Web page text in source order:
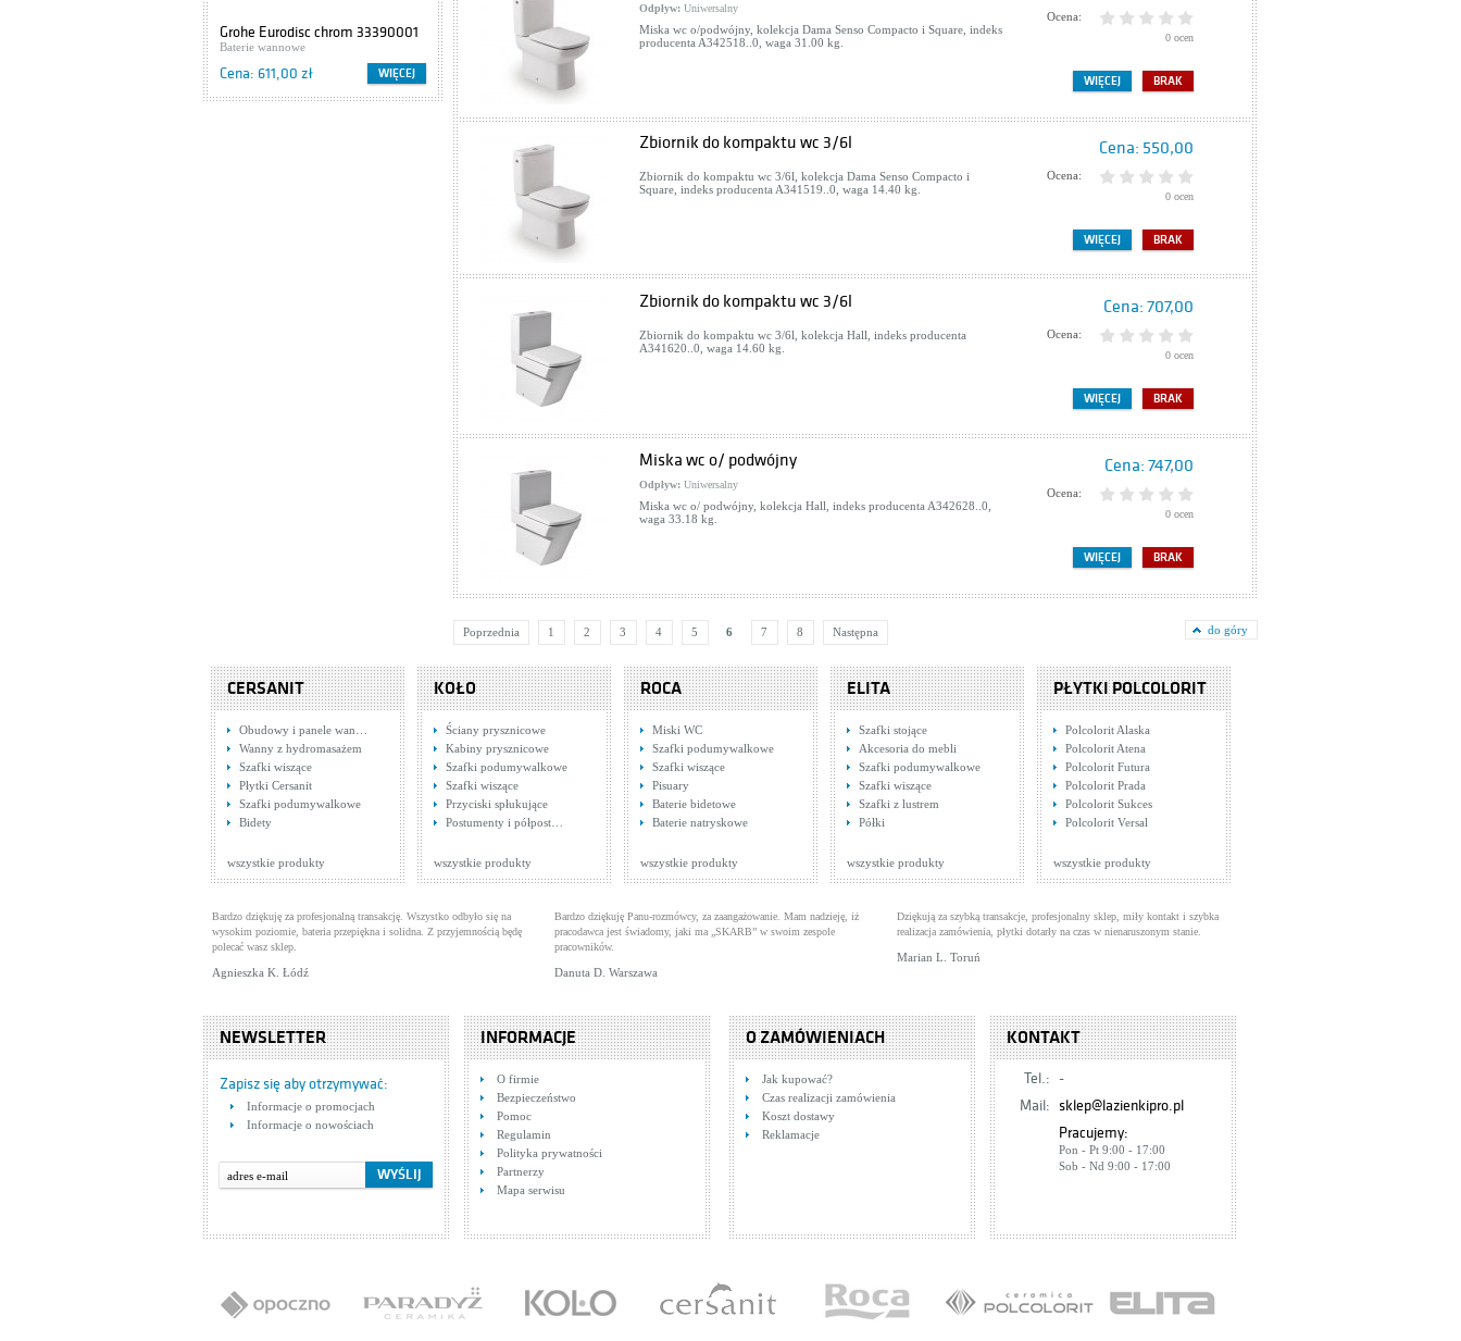
Grohe Eurodisc chrom 33390001
Baterie wannowe
Cena: 611,00 zł WIĘCEJ
Cersanit IBIZA S504-009
Szafki podumywalkowe
Cena: 416,00 zł
Odpływ: Uniwersalny
Miska wc o/podwójny, kolekcja Dama Senso Compacto i Square, indeks
producenta A342518..0, waga 31.00 kg.
Ocena:
0 ocen
BRAK
WIĘCEJ
Zbiornik do kompaktu wc 3/6l
Zbiornik do kompaktu wc 3/6l, kolekcja Dama Senso Compacto i
Square, indeks producenta A341519..0, waga 14.40 kg.
Cena: 550,00
Ocena:
0 ocen
BRAK
WIĘCEJ
Zbiornik do kompaktu wc 3/6l
Zbiornik do kompaktu wc 3/6l, kolekcja Hall, indeks producenta
A341620..0, waga 14.60 kg.
Cena: 707,00
Ocena:
0 ocen
BRAK
WIĘCEJ
Miska wc o/ podwójny
Odpływ: Uniwersalny
Miska wc o/ podwójny, kolekcja Hall, indeks producenta A342628..0,
waga 33.18 kg.
Cena: 747,00
Ocena:
0 ocen
BRAK
WIĘCEJ
do góry
Poprzednia 1 2 3 4 5 6 7 8 Następna
CERSANIT
Obudowy i panele wan…
Wanny z hydromasażem
Szafki wiszące
Płytki Cersanit
Szafki podumywalkowe
Bidety
wszystkie produkty
KOŁO
Ściany prysznicowe
Kabiny prysznicowe
Szafki podumywalkowe
Szafki wiszące
Przyciski spłukujące
Postumenty i półpost…
wszystkie produkty
ROCA
Miski WC
Szafki podumywalkowe
Szafki wiszące
Pisuary
Baterie bidetowe
Baterie natryskowe
wszystkie produkty
ELITA
Szafki stojące
Akcesoria do mebli
Szafki podumywalkowe
Szafki wiszące
Szafki z lustrem
Półki
wszystkie produkty
PŁYTKI POLCOLORIT
Polcolorit Alaska
Polcolorit Atena
Polcolorit Futura
Polcolorit Prada
Polcolorit Sukces
Polcolorit Versal
wszystkie produkty
Bardzo dziękuję za profesjonalną transakcję. Wszystko odbyło się na
wysokim poziomie, bateria przepiękna i solidna. Z przyjemnością będę
polecać wasz sklep.
Agnieszka K. Łódź
Bardzo dziękuję Panu-rozmówcy, za zaangażowanie. Mam nadzieję, iż
pracodawca jest świadomy, jaki ma „SKARB” w swoim zespole
pracowników.
Danuta D. Warszawa
Dziękują za szybką transakcje, profesjonalny sklep, miły kontakt i szybka
realizacja zamówienia, płytki dotarły na czas w nienaruszonym stanie.
Marian L. Toruń
NEWSLETTER
Zapisz się aby otrzymywać:
Informacje o promocjach
Informacje o nowościach
INFORMACJE
O firmie
Bezpieczeństwo
Pomoc
Regulamin
Polityka prywatności
Partnerzy
Mapa serwisu
O ZAMÓWIENIACH
Jak kupować?
Czas realizacji zamówienia
Koszt dostawy
Reklamacje
KONTAKT
Tel.: -
Mail:
sklep@lazienkipro.pl
Pracujemy:
Pon - Pt 9:00 - 17:00
Sob - Nd 9:00 - 17:00